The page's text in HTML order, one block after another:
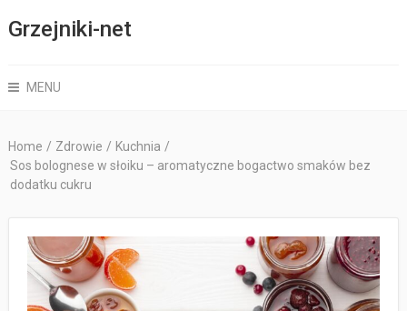
Grzejniki-net
MENU
Home / Zdrowie / Kuchnia /
Sos bolognese w słoiku – aromatyczne bogactwo smaków bez
dodatku cukru